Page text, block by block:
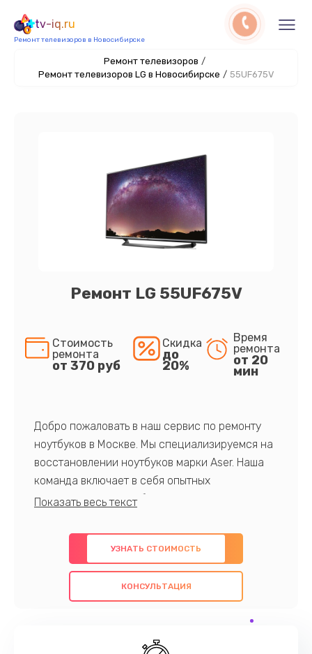
tv-iq.ru
Ремонт телевизоров в Новосибирске
Ремонт телевизоров /
Ремонт телевизоров LG в Новосибирске / 55UF675V
Ремонт LG 55UF675V
Стоимость
ремонта
от 370 руб
Скидка
до
20%
Время
ремонта
от 20
мин
Добро пожаловать в наш сервис по ремонту
ноутбуков в Москве. Мы специализируемся на
восстановлении ноутбуков марки Aser. Наша
команда включает в себя опытных
профессионалов с обширными знаниями и
предлагаем быстрый и качественный ремонт с
использованием оригинальных компонентов, а
также гарантируем качество всех
проведенных работ. Наша цель - предоставить
обслуживание, удовлетворяя их потребности
наилучшим образом. Не медлите записаться на
УЗНАТЬ СТОИМОСТЬ
КОНСУЛЬТАЦИЯ